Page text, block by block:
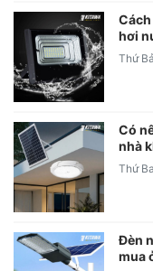
hơi
Thứ
Có
nhà
Thứ
Đèn
mua